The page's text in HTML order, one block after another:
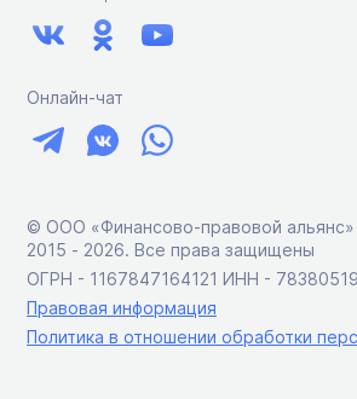
Онлайн-чат
© ООО «Финансово-правовой альянс»
2015 ‑ 2026. Все права защищены
ОГРН - 1167847164121 ИНН -
Правовая информация
Политика в отношении обработки